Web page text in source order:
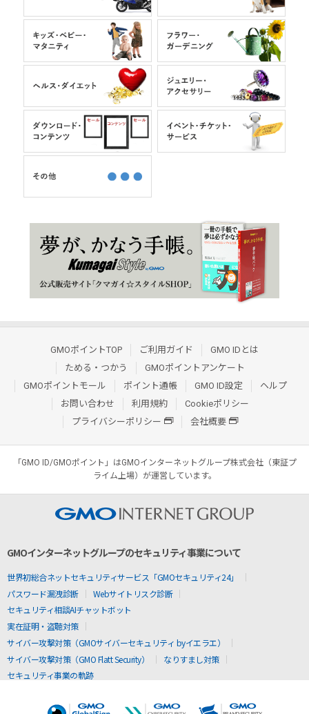
GMOポイントTOP ご利用ガイド
GMO IDとは
ためる・つかう
GMOポイントアンケート
GMOポイントモール
ポイント通帳 GMO ID設定
ヘルプ
お問い合わせ
利用規約
Cookieポリシー
プライバシーポリシー
会社概要
「GMO ID/GMOポイント」はGMOインターネットグループ株式会社（東証プ
ライム上場）が運営しています。
GMOインターネットグループのセキュリティ事業について
世界初総合ネットセキュリティサービス「GMOセキュリティ24」
パスワード漏洩診断
Webサイトリスク診断
セキュリティ相談AIチャットボット
実在証明・盗聴対策
サイバー攻撃対策（GMOサイバーセキュリティ byイエラエ）
サイバー攻撃対策（GMO Flatt Security）
なりすまし対策
セキュリティ事業の軌跡